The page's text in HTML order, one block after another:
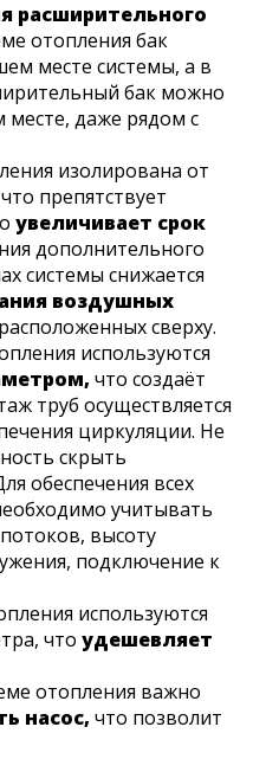
расширительного
отопления бак
месте системы, а в
бак можно
месте, даже рядом с
изолирована от
препятствует
увеличивает срок
дополнительного
системы снижается
воздушных
сверху.
используются
что создаёт
труб осуществляется
циркуляции. Не
скрыть
обеспечения всех
учитывать
высоту
подключение к
используются
что удешевляет
отопления важно
насос, что позволит